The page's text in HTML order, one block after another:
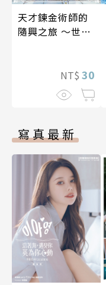
天才鍊金術師的
隨興之旅 ～世界
後的世界甦醒，
藉由製作藥水受
捧為聖女大人～
NT$ 30
寫真最新